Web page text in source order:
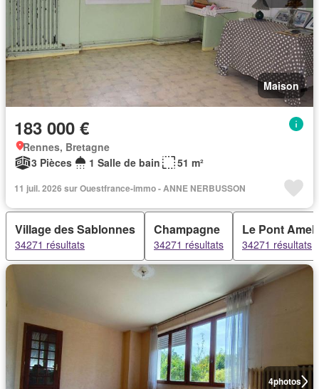
Maison
183 000 €
Rennes, Bretagne
3 Pièces
1 Salle de bain 51 m²
11 juil. 2026 sur Ouestfrance-immo - ANNE NERBUSSON
Village des Sablonnes
34271 résultats
Champagne
34271 résultats
Le Pont
34271 résultats
4photos